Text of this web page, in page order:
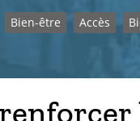
Bien-être Accès
renforcer